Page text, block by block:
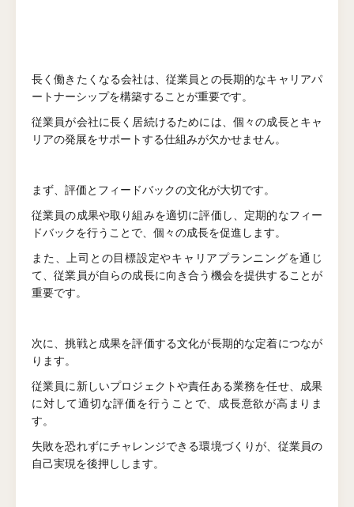
長く働きたくなる会社は、従業員との長期的なキャリアパ
ートナーシップを構築することが重要です。
従業員が会社に長く居続けるためには、個々の成長とキャ
リアの発展をサポートする仕組みが欠かせません。
まず、評価とフィードバックの文化が大切です。
従業員の成果や取り組みを適切に評価し、定期的なフィー
ドバックを行うことで、個々の成長を促進します。
また、上司との目標設定やキャリアプランニングを通じ
て、従業員が自らの成長に向き合う機会を提供することが
重要です。
次に、挑戦と成果を評価する文化が長期的な定着につなが
ります。
従業員に新しいプロジェクトや責任ある業務を任せ、成果
に対して適切な評価を行うことで、成長意欲が高まりま
す。
失敗を恐れずにチャレンジできる環境づくりが、従業員の
自己実現を後押しします。